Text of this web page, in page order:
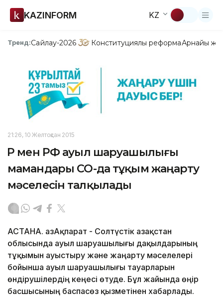
KAZINFORM KZ
Тренд:Сайлау-2026 Конституциялық реформаАрнайы
21:26, 10 Желтоқсан 2015
ҚР мен РФ ауыл шаруашылығы
мамандары СҚО-да тұқым жаңарту
мәселесін талқылады
АСТАНА. ҚазАқпарат - Солтүстік Қазақстан
облысында ауыл шаруашылығы дақылдарының
тұқымын ауыстыру және жаңарту мәселелері
бойынша ауыл шаруашылығы тауарларын
өндірушілердің кеңесі өтуде. Бұл жайында өңір
басшысының баспасөз қызметінен хабарлады.